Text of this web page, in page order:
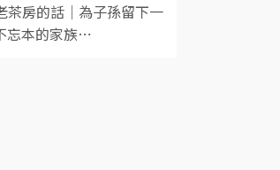
茶房的話｜為子孫留下一
忘本的家族⋯